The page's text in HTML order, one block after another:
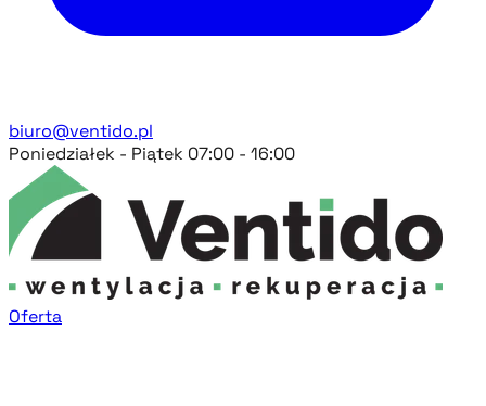
biuro@ventido.pl
Poniedziałek - Piątek 07:00 - 16:00
Oferta